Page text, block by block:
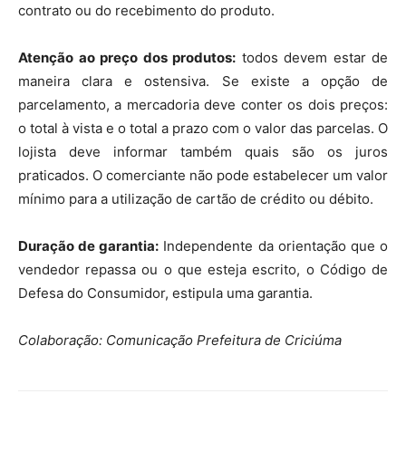
contrato ou do recebimento do produto.
Atenção ao preço dos produtos: todos devem estar de
maneira clara e ostensiva. Se existe a opção de
parcelamento, a mercadoria deve conter os dois preços:
o total à vista e o total a prazo com o valor das parcelas. O
lojista deve informar também quais são os juros
praticados. O comerciante não pode estabelecer um valor
mínimo para a utilização de cartão de crédito ou débito.
Duração de garantia: Independente da orientação que o
vendedor repassa ou o que esteja escrito, o Código de
Defesa do Consumidor, estipula uma garantia.
Colaboração: Comunicação Prefeitura de Criciúma